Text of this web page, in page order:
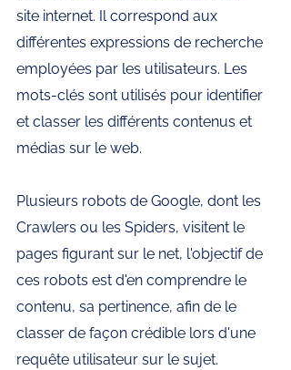
site internet. Il correspond aux
différentes expressions de recherche
employées par les utilisateurs. Les
mots-clés sont utilisés pour identifier
et classer les différents contenus et
médias sur le web.
Plusieurs robots de Google, dont les
Crawlers ou les Spiders, visitent le
pages figurant sur le net, l'objectif de
ces robots est d'en comprendre le
contenu, sa pertinence, afin de le
classer de façon crédible lors d'une
requête utilisateur sur le sujet.